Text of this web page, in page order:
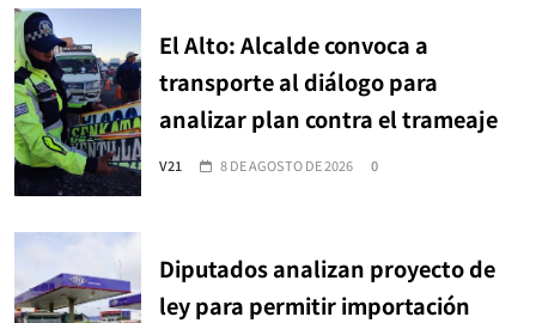
El Alto: Alcalde convoca a
transporte al diálogo para
analizar plan contra el trameaje
V21 8 DE AGOSTO DE 2026 0
Diputados analizan proyecto de
ley para permitir importación